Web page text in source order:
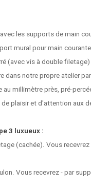
les supports de main
mural pour main
(avec vis à double
dans notre propre atelier
au millimètre près, pré-
plaisir et d'attention aux
3 luxueux :
(cachée). Vous
Vous recevrez - par